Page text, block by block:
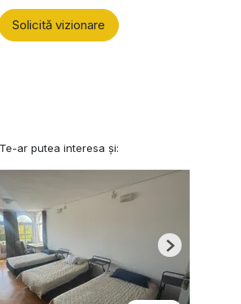
Solicită vizionare
Te-ar putea interesa și:
Next